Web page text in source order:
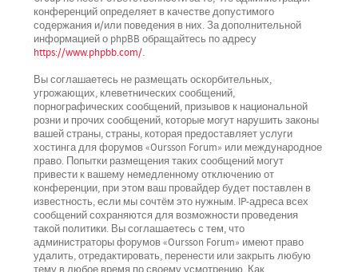
конференций определяет в качестве допустимого
содержания и/или поведения в них. За дополнительной
информацией о phpBB обращайтесь по адресу
https://www.phpbb.com/.
Вы соглашаетесь не размещать оскорбительных,
угрожающих, клеветнических сообщений,
порнографических сообщений, призывов к национальной
розни и прочих сообщений, которые могут нарушить законы
вашей страны, страны, которая предоставляет услуги
хостинга для форумов «Oursson Forum» или международное
право. Попытки размещения таких сообщений могут
привести к вашему немедленному отключению от
конференции, при этом ваш провайдер будет поставлен в
известность, если мы сочтём это нужным. IP-адреса всех
сообщений сохраняются для возможности проведения
такой политики. Вы соглашаетесь с тем, что
администраторы форумов «Oursson Forum» имеют право
удалить, отредактировать, перенести или закрыть любую